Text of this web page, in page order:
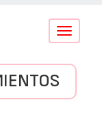
Conmutar